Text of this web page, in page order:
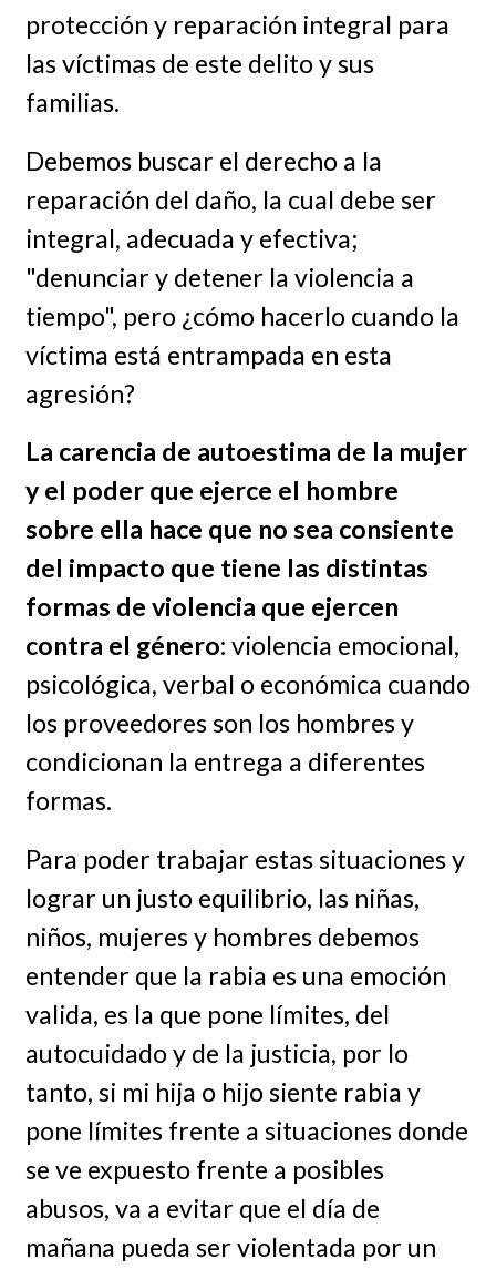
protección y reparación integral para
las víctimas de este delito y sus
familias.
Debemos buscar el derecho a la
reparación del daño, la cual debe ser
integral, adecuada y efectiva;
"denunciar y detener la violencia a
tiempo", pero ¿cómo hacerlo cuando la
víctima está entrampada en esta
agresión?
La carencia de autoestima de la mujer
y el poder que ejerce el hombre
sobre ella hace que no sea consiente
del impacto que tiene las distintas
formas de violencia que ejercen
contra el género: violencia emocional,
psicológica, verbal o económica cuando
los proveedores son los hombres y
condicionan la entrega a diferentes
formas.
Para poder trabajar estas situaciones y
lograr un justo equilibrio, las niñas,
niños, mujeres y hombres debemos
entender que la rabia es una emoción
valida, es la que pone límites, del
autocuidado y de la justicia, por lo
tanto, si mi hija o hijo siente rabia y
pone límites frente a situaciones donde
se ve expuesto frente a posibles
abusos, va a evitar que el día de
mañana pueda ser violentada por un